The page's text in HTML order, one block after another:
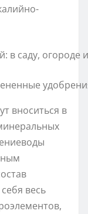
вноситься в
весь